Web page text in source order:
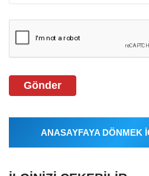
Gönder
ANASAYFAYA DÖNMEK